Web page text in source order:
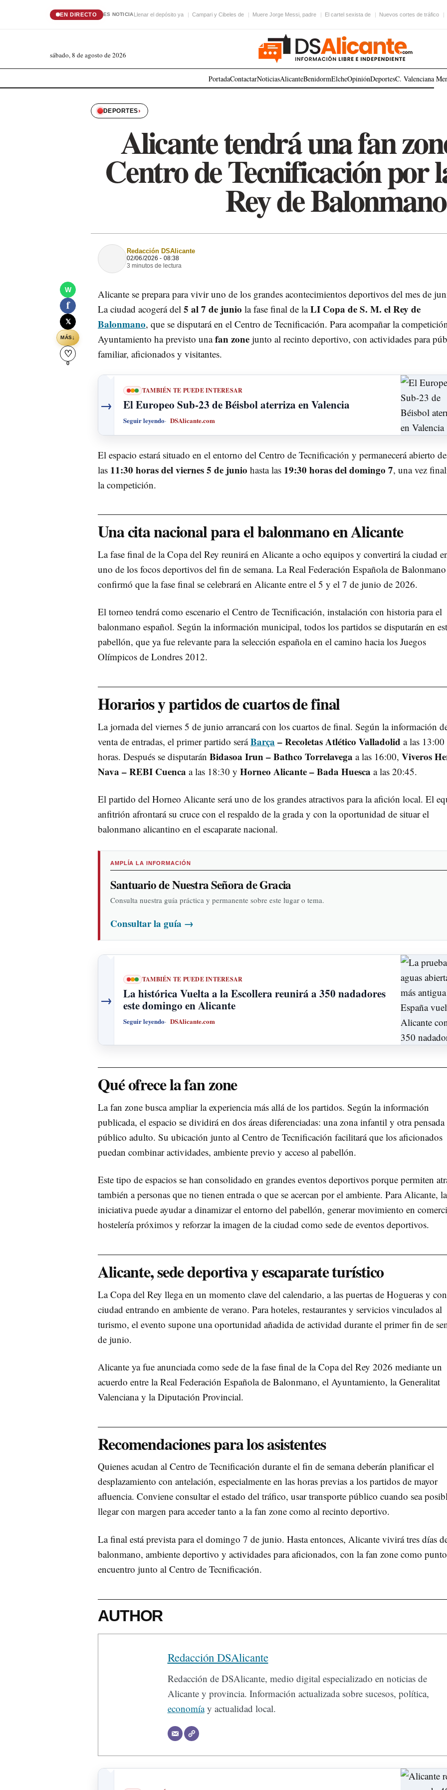
EN DIRECTO ES NOTICIALlenar el depósito ya Campari y Cibeles de Muere Jorge Messi, padre El cartel sexista de Nuevos cortes de tráfico
sábado, 8 de agosto de 2026
PortadaContactarNoticiasAlicanteBenidormElcheOpiniónDeportesC. Valenciana
DEPORTES›
Alicante tendrá una fan
Centro de Tecnificación por
Rey de Balonmano
W
f
𝕏
MÁS↓
♡
0
Redacción DSAlicante
02/06/2026 - 08:38
3 minutos de lectura
Alicante se prepara para vivir uno de los grandes acontecimientos deportivos del mes de
La ciudad acogerá del 5 al 7 de junio la fase final de laLI Copa de S. M. el Rey de
Balonmano, que se disputará en el Centro de Tecnificación. Para acompañar la
Ayuntamiento ha previsto unafan zone junto al recinto deportivo, con actividades para
familiar, aficionados y visitantes.
→
TAMBIÉN TE PUEDE INTERESAR
El Europeo Sub-23 de Béisbol aterriza en Valencia
Seguir leyendo DSAlicante.com
El espacio estará situado en el entorno del Centro de Tecnificación y permanecerá abierto
las 11:30 horas del viernes 5 de junio hasta las 19:30 horas del domingo 7, una vez
la competición.
Una cita nacional para el balonmano en Alicante
La fase final de la Copa del Rey reunirá en Alicante a ocho equipos y convertirá la ciudad
uno de los focos deportivos del fin de semana. La Real Federación Española de Balonmano
confirmó que la fase final se celebrará en Alicante entre el 5 y el 7 de junio de 2026.
El torneo tendrá como escenario el Centro de Tecnificación, instalación con historia para el
balonmano español. Según la información municipal, todos los partidos se disputarán en
pabellón, que ya fue relevante para la selección española en el camino hacia los Juegos
Olímpicos de Londres 2012.
Horarios y partidos de cuartos de final
La jornada del viernes 5 de junio arrancará con los cuartos de final. Según la información
venta de entradas, el primer partido seráBarça – Recoletas Atlético Valladolid a las 13:00
horas. Después se disputarán Bidasoa Irun – Bathco Torrelavega a las 16:00, Viveros
Nava – REBI Cuenca a las 18:30 y Horneo Alicante – Bada Huesca a las 20:45.
El partido del Horneo Alicante será uno de los grandes atractivos para la afición local. El
anfitrión afrontará su cruce con el respaldo de la grada y con la oportunidad de situar el
balonmano alicantino en el escaparate nacional.
AMPLÍA LA INFORMACIÓN
Santuario de Nuestra Señora de Gracia
Consulta nuestra guía práctica y permanente sobre este lugar o tema.
Consultar la guía →
→
TAMBIÉN TE PUEDE INTERESAR
La histórica Vuelta a la Escollera reunirá a 350 nadadores
este domingo en Alicante
Seguir leyendo DSAlicante.com
Qué ofrece la fan zone
La fan zone busca ampliar la experiencia más allá de los partidos. Según la información
publicada, el espacio se dividirá en dos áreas diferenciadas: una zona infantil y otra pensada
público adulto. Su ubicación junto al Centro de Tecnificación facilitará que los aficionados
puedan combinar actividades, ambiente previo y acceso al pabellón.
Este tipo de espacios se han consolidado en grandes eventos deportivos porque permiten
también a personas que no tienen entrada o que se acercan por el ambiente. Para Alicante, la
iniciativa puede ayudar a dinamizar el entorno del pabellón, generar movimiento en
hostelería próximos y reforzar la imagen de la ciudad como sede de eventos deportivos.
Alicante, sede deportiva y escaparate turístico
La Copa del Rey llega en un momento clave del calendario, a las puertas de Hogueras y
ciudad entrando en ambiente de verano. Para hoteles, restaurantes y servicios vinculados al
turismo, el evento supone una oportunidad añadida de actividad durante el primer fin de
de junio.
Alicante ya fue anunciada como sede de la fase final de la Copa del Rey 2026 mediante un
acuerdo entre la Real Federación Española de Balonmano, el Ayuntamiento, la Generalitat
Valenciana y la Diputación Provincial.
Recomendaciones para los asistentes
Quienes acudan al Centro de Tecnificación durante el fin de semana deberán planificar el
desplazamiento con antelación, especialmente en las horas previas a los partidos de mayor
afluencia. Conviene consultar el estado del tráfico, usar transporte público cuando sea
llegar con margen para acceder tanto a la fan zone como al recinto deportivo.
La final está prevista para el domingo 7 de junio. Hasta entonces, Alicante vivirá tres días
balonmano, ambiente deportivo y actividades para aficionados, con la fan zone como
encuentro junto al Centro de Tecnificación.
AUTHOR
Redacción DSAlicante
Redacción de DSAlicante, medio digital especializado en noticias de
Alicante y provincia. Información actualizada sobre sucesos, política,
economíay actualidad local.